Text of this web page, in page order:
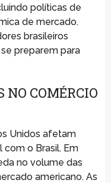
políticas de
de mercado.
brasileiros
preparem para
COMÉRCIO
Unidos afetam
o Brasil. Em
no volume das
americano. As